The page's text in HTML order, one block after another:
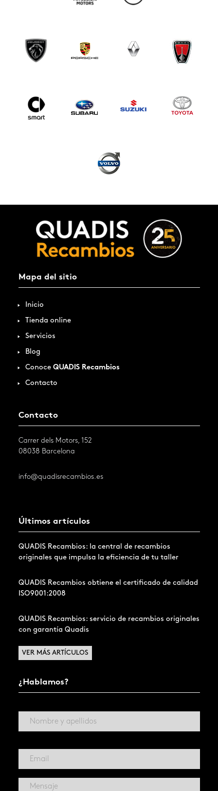
Mapa del sitio
Inicio
Tienda online
Servicios
Blog
Conoce QUADIS Recambios
Contacto
Contacto
Carrer dels Motors, 152
08038 Barcelona
info@quadisrecambios.es
VER MÁS ARTÍCULOS
Últimos artículos
QUADIS Recambios: la central de recambios
originales que impulsa la eficiencia de tu taller
QUADIS Recambios obtiene el certificado de calidad
ISO9001:2008
QUADIS Recambios: servicio de recambios originales
con garantía Quadis
¿Hablamos?